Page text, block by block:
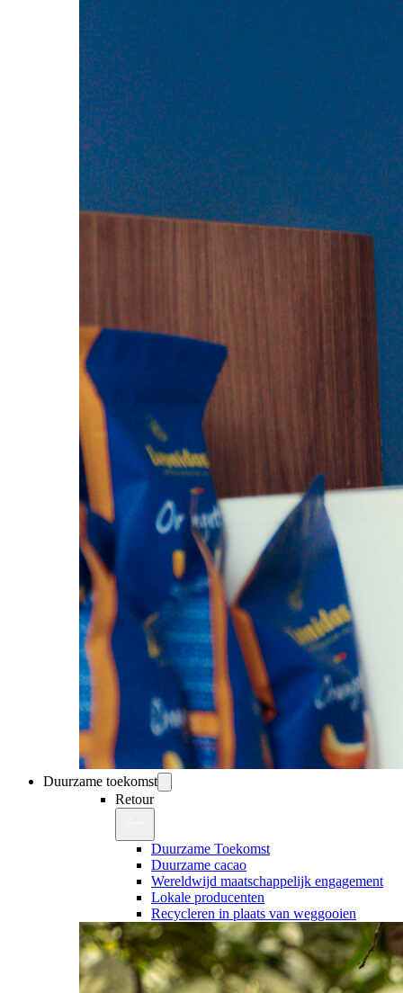
Duurzame toekomst
Retour
Duurzame Toekomst
Duurzame cacao
Wereldwijd maatschappelijk engagement
Lokale producenten
Recycleren in plaats van weggooien